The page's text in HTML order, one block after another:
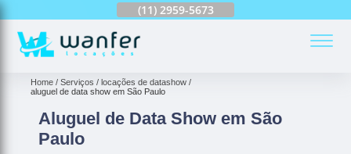
(11) 2959-5673
Home Serviços
locações de datashow
aluguel de data show em São Paulo
Aluguel de Data Show em São
Paulo